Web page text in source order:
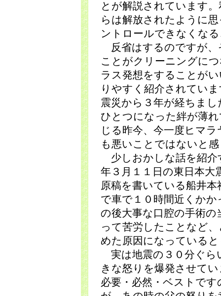
とが解説されています
らは解放されたように
ントロールできなくな
反省はするのですが、
ことがクリーニングに
ラス発想をすることが
りやすく紹介されてい
震災から３年が経ちま
ひとつになった絆が薄
じる昨今、今一度ヒマ
も悪いことではないと
少しおかしな話を紹介
年３月１１日の東日本大
原稿を書いている船井
で車で１０時間近くか
の後大事な口腔の手術
って苦労したことなど
めた原因になっている
実は地震の３０分ぐら
きな怒りを爆発させて
必要・必然・ベストで